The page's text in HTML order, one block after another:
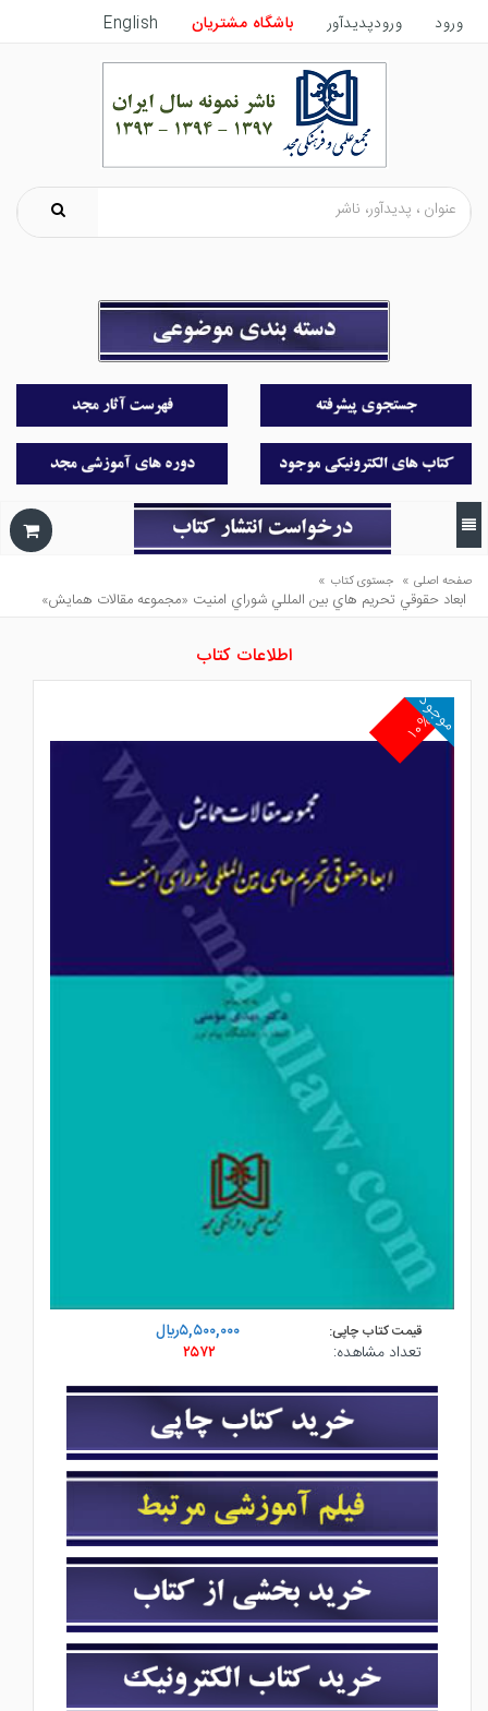
ورود ورودپدیدآور باشگاه مشتریان English
صفحه اصلی » جستوی کتاب »
ابعاد حقوقي تحريم هاي بين المللي شوراي امنيت «مجموعه مقالات همايش»
اطلاعات کتاب
۱۰%
موجود
قیمت کتاب چاپی:
۵,۵۰۰,۰۰۰ريال
تعداد مشاهده:
۲۵۷۲